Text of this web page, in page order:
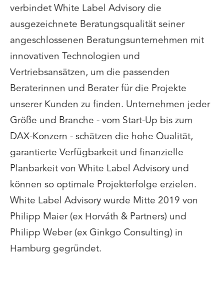
verbindet White Label Advisory die
ausgezeichnete Beratungsqualität seiner
angeschlossenen Beratungsunternehmen mit
innovativen Technologien und
Vertriebsansätzen, um die passenden
Beraterinnen und Berater für die Projekte
unserer Kunden zu finden. Unternehmen jeder
Größe und Branche - vom Start-Up bis zum
DAX-Konzern - schätzen die hohe Qualität,
garantierte Verfügbarkeit und finanzielle
Planbarkeit von White Label Advisory und
können so optimale Projekterfolge erzielen.
White Label Advisory wurde Mitte 2019 von
Philipp Maier (ex Horváth & Partners) und
Philipp Weber (ex Ginkgo Consulting) in
Hamburg gegründet.